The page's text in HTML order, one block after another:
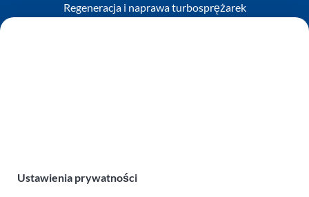
Regeneracja i naprawa turbosprężarek
Odnośniki:
Ustawienia prywatności